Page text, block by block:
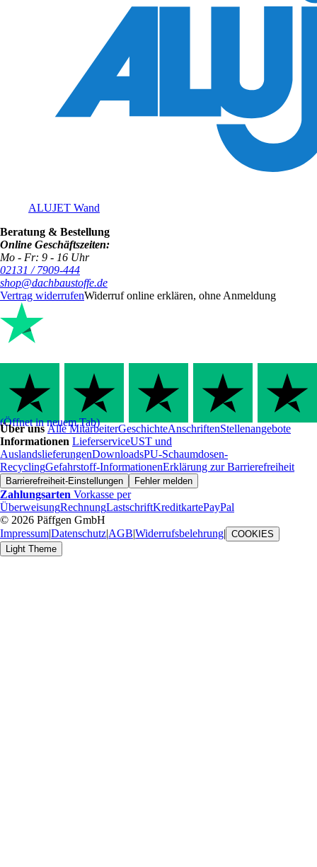
ALUJET Wand
Beratung & Bestellung
Online Geschäftszeiten:
Mo - Fr: 9 - 16 Uhr
02131 / 7909-444
shop@dachbaustoffe.de
Vertrag widerrufenWiderruf online erklären, ohne Anmeldung
(Öffnet in neuem Tab)
Über unsAlle MitarbeiterGeschichteAnschriftenStellenangebote
Informationen LieferserviceUST und
AuslandslieferungenDownloadsPU-Schaumdosen-
RecyclingGefahrstoff-InformationenErklärung zur Barrierefreiheit
Barrierefreiheit-Einstellungen Fehler melden
Zahlungsarten Vorkasse per
ÜberweisungRechnungLastschriftKreditkartePayPal
© 2026 Päffgen GmbH
Impressum|Datenschutz|AGB|Widerrufsbelehrung| COOKIES
Light Theme